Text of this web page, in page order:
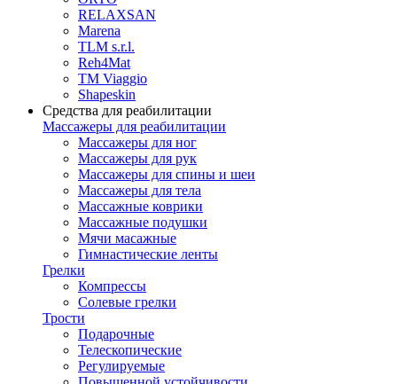
RELAXSAN
Marena
TLM s.r.l.
Reh4Mat
TM Viaggio
Shapeskin
Средства для реабилитации
Массажеры для реабилитации
Массажеры для ног
Массажеры для рук
Массажеры для спины и шеи
Массажеры для тела
Массажные коврики
Массажные подушки
Мячи масажные
Гимнастические ленты
Грелки
Компрессы
Солевые грелки
Трости
Подарочные
Телескопические
Регулируемые